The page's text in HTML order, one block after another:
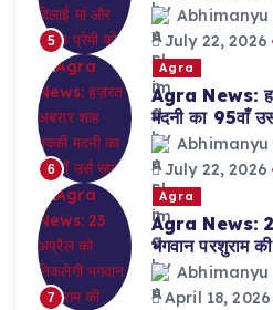
5
Abhimanyu
July 22, 2026
6
Agra
Agra News:
मदनी का 95वाँ
Abhimanyu
July 22, 2026
7
Agra
Agra News:
भगवान परशुराम की
Abhimanyu
April 18, 2026